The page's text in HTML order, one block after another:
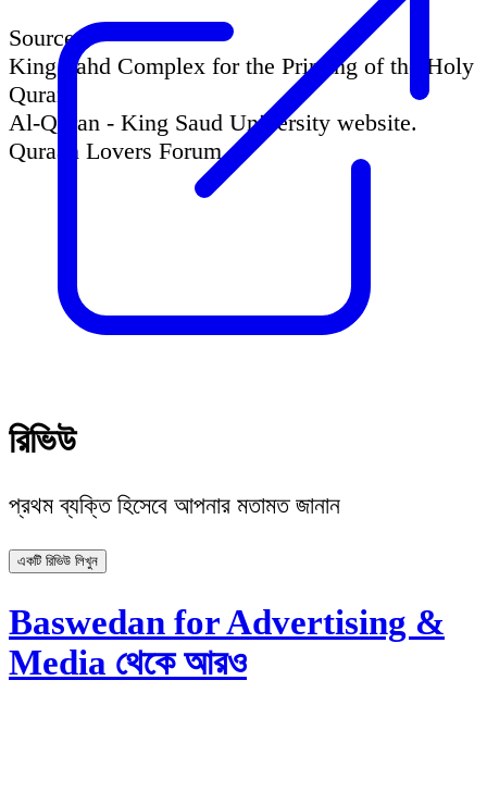
Sources:
King Fahd Complex for the Printing of the Holy
Quran.
Al-Quran - King Saud University website.
Quraan Lovers Forum.
রিভিউ
প্রথম ব্যক্তি হিসেবে আপনার মতামত জানান
একটি রিভিউ লিখুন
Baswedan for Advertising &
Media থেকে আরও